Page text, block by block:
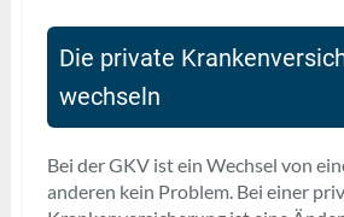
Die private
wechseln
Bei der GKV ist ein Wechsel von
anderen kein Problem. Bei einer